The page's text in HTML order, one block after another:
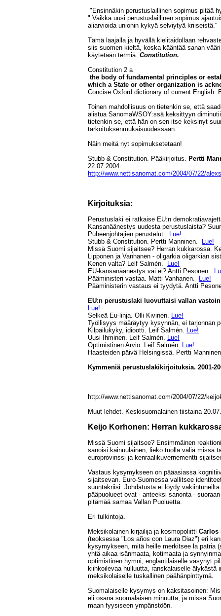
"Ensinnäkin perustuslaillinen sopimus pitää
" Vaikka uusi perustuslaillinen sopimus
aliarvioida unionin kykyä selviytyä kriiseistä."
Tämä laajalla ja hyvällä kielitaidollaan
siis suomen kieltä, koska kääntää sanan
käytetään termiä: Constitution.
Constitution 2 a
the body of fundamental principles or
which a State or other organization is
Concise Oxford dictionary of current English.
Toinen mahdollisuus on tietenkin se, että
alistua SanomaWSOY:ssä keksittyyn
tietenkin se, että hän on sen itse keksinyt
tarkoituksenmukaisuudessaan.
Näin meitä nyt sopimuksetetaan!
Stubb & Constitution. Pääkirjoitus. Pertti
22.07.2004.
http://www.nettisanomat.com/2004/07/22/
Kirjoituksia:
Perustuslaki ei ratkaise EU:n
Kansanäänestys uudesta perustuslaista?
Puheenjohtajien perustelut.
Lue!
Stubb & Constitution. Pertti Manninen.
Lue!
Missä Suomi sijaitsee? Herran kukkarossa.
Lipponen ja Vanhanen - oligarkia oligarkian
Kenen valta? Leif Salmén.
Lue!
EU-kansanäänestys vai ei? Antti Pesonen.
Pääministeri vastaa. Matti Vanhanen.
Lue!
Pääministerin vastaus ei tyydytä. Antti
EU:n perustuslaki luovuttaisi vallan
Lue!
Selkeä Eu-linja. Olli Kivinen. Lue!
Työllisyys määräytyy kysynnän, ei tarjonnan
Kilpailukyky, idiootti. Leif Salmén. Lue!
Uusi Ihminen. Leif Salmén. Lue!
Optimistinen Arvio. Leif Salmén. Lue!
Haasteiden päivä Helsingissä. Pertti
Kymmeniä perustuslakikirjoituksia. 2001-
http://www.nettisanomat.com/2004/07/22/
Muut lehdet. Keskisuomalainen tiistaina
Keijo Korhonen: Herran
Missä Suomi sijaitsee? Ensimmäinen
sanoisi kainuulainen, liekö tuolla väliä missä
europrovinssi ja kenraalikuvernementti
Vastaus kysymykseen on pääasiassa
sijaitsevan. Euro-Suomessa vallitsee
suuntakriisi. Johdatusta ei löydy
pääpuolueet ovat - anteeksi sanonta -
pitämää samaa Vallan Puoluetta.
Eri tulkintoja.
Meksikolainen kirjailija ja kosmopoliitti Carlos
(teoksessa "Los años con Laura Diaz") eri
kysymykseen, mitä heille merkitsee la patria
yhtä aikaa isänmaata, kotimaata ja
optimistinen hymni, englantilaiselle väsynyt
kiihkoilevaa hulluutta, ranskalaiselle älykästä
meksikolaiselle tuskallinen päähänpinttymä.
Suomalaiselle kysymys on kaksitasoinen:
eli osana suomalaisen minuutta, ja missä
maan fyysiseen ympäristöön.